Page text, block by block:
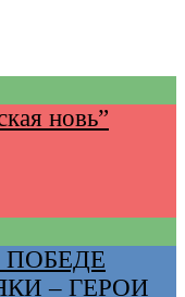
новь”
ПОБЕДЕ
– ГЕРОИ